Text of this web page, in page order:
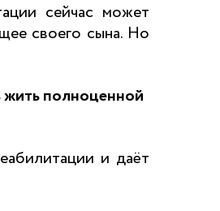
сейчас может
своего сына. Но
жить полноценной
и даёт